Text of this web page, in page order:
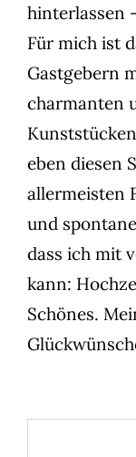
hinterlassen
Für mich ist
Gastgebern
charmanten
eben diesen
allermeisten
und
dass ich mit
kann:
Schönes.